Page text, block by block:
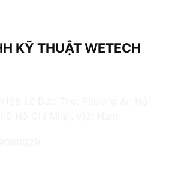
KỸ THUẬT WETECH